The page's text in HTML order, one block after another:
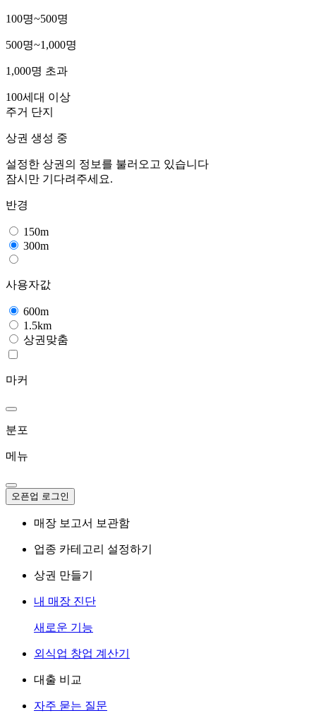
100명~500명
500명~1,000명
1,000명 초과
100세대 이상
주거 단지
상권 생성 중
설정한 상권의 정보를 불러오고 있습니다
잠시만 기다려주세요.
반경
150m
300m
사용자값
600m
1.5km
상권맞춤
마커
분포
메뉴
오픈업 로그인
매장 보고서 보관함
업종 카테고리 설정하기
상권 만들기
내 매장 진단
새로운 기능
외식업 창업 계산기
대출 비교
자주 묻는 질문